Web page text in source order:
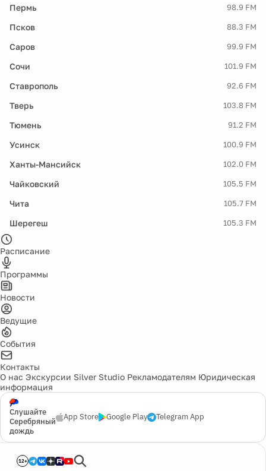
Пермь 98.9 FM
Псков 88.3 FM
Саров 99.9 FM
Сочи 101.9 FM
Ставрополь 92.6 FM
Тверь 103.8 FM
Тюмень 91.2 FM
Усинск 100.9 FM
Ханты-Мансийск 102.0 FM
Чайковский 105.5 FM
Чита 105.7 FM
Шерегеш 105.3 FM
Расписание
Программы
Новости
Ведущие
События
Контакты
О нас Экскурсии Silver Studio Рекламодателям Юридическая
информация
Слушайте
Серебряный
дождь
App Store Google Play Telegram App
12+